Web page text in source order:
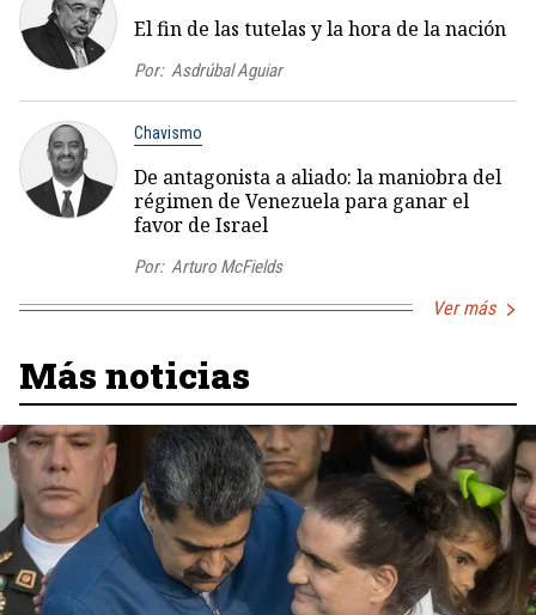
El fin de las tutelas y la hora de la nación
Por: Asdrúbal Aguiar
Chavismo
De antagonista a aliado: la maniobra del
régimen de Venezuela para ganar el
favor de Israel
Por: Arturo McFields
Ver más
Más noticias